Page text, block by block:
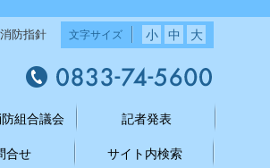
文字サイズ 小 中 大
消防指針
組合議会 記者発表
合せ サイト内検索